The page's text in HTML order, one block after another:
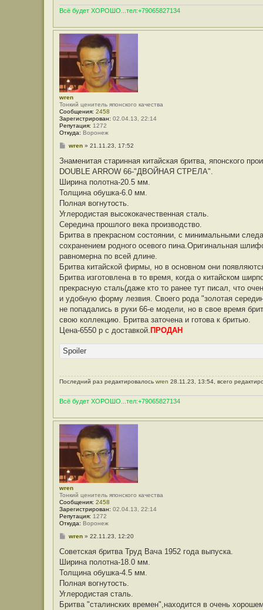
Всё будет ХОРОШО...тел:+79065827134
wren
Тонкий ценитель японского качества
Сообщения: 2458
Зарегистрирован: 02.04.13, 22:14
Репутация: 1272
Откуда: Воронеж
С
о
щ
е
и
е
wren» 21.11.23, 17:52
Знаменитая старинная китайская бритва, японского
DOUBLE ARROW 66-"ДВОЙНАЯ СТРЕЛА".
Ширина полотна-20.5 мм.
Толщина обушка-6.0 мм.
Полная вогнутость.
Углеродистая высококачественная сталь.
Середина прошлого века производство.
Бритва в прекрасном состоянии, с минимальными
сохранением родного осевого пина.Оригинальная
равномерна по всей длине.
Бритва китайской фирмы, но в основном они
Бритва изготовлена в то время, когда о китайском
прекрасную сталь(даже кто то ранее тут писал, что
и удобную форму лезвия. Своего рода "золотая
не попадались в руки 66-е модели, но в свое время
свою коллекцию. Бритва заточена и готова к бритью.
Цена-6550 р с доставкой. ПРОДАН
Spoiler
Последний раз редактировалось wren 28.11.23, 13:54, всего
Всё будет ХОРОШО...тел:+79065827134
wren
Тонкий ценитель японского качества
Сообщения: 2458
Зарегистрирован: 02.04.13, 22:14
Репутация: 1272
Откуда: Воронеж
С
о
щ
е
и
е
wren» 22.11.23, 12:20
Советская бритва Труд Вача 1952 года выпуска.
Ширина полотна-18.0 мм.
Толщина обушка-4.5 мм.
Полная вогнутость.
Углеродистая сталь.
Бритва "сталинских времен",находится в очень